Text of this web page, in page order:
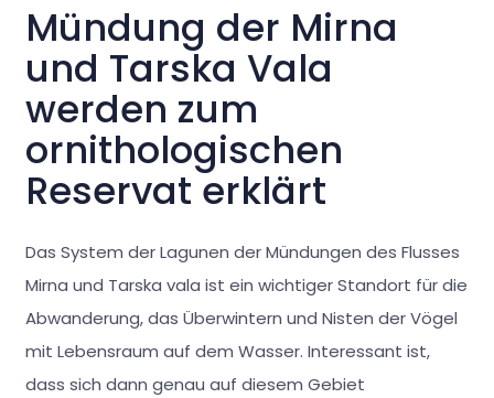
Mündung der Mirna
und Tarska Vala
werden zum
ornithologischen
Reservat erklärt
Das System der Lagunen der Mündungen des Flusses
Mirna und Tarska vala ist ein wichtiger Standort für die
Abwanderung, das Überwintern und Nisten der Vögel
mit Lebensraum auf dem Wasser. Interessant ist,
dass sich dann genau auf diesem Gebiet